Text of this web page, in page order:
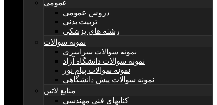
عمومی
دروس عمومی
تربیت بدنی
رشته های پزشکی
نمونه سوالات
نمونه سوالات سراسری
نمونه سوالات دانشگاه آزاد
نمونه سوالات پیام نور
نمونه سوالات پیش دانشگاهی
منابع لاتین
کتابهای فنی مهندسی